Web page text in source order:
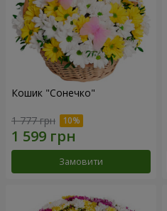
Кошик "Сонечко"
1 777 грн
Замовити